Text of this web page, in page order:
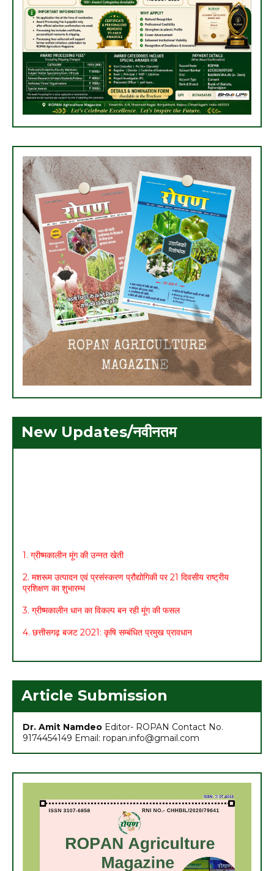
New Updates/नवीनतम
2. मशरूम उत्पादन एवं प्रसंस्करण प्रौद्योगिकी पर 21 दिवसीय राष्ट्रीय
3. ग्रीष्मकालीन धान का विकल्प बन रही मूंग की फसल
4. छत्तीसगढ़ बजट 2021: कृषि सम्बंधित प्रमुख प्रावधान
5. मासिक कृषि एवं पशुपालन कार्ययोजना (मार्च)
7. अधिक मुनाफा कमाने हेतु करें- ग्रीष्मकालीन भिण्डी की खेती
Article Submission
Dr. Amit Namdeo Editor- ROPAN Contact No.
9174454149 Email: ropan.info@gmail.com